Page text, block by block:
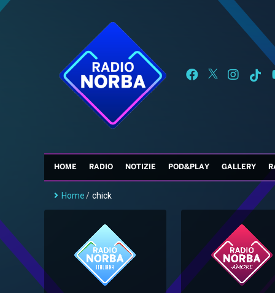
HOME RADIO NOTIZIE POD&PLAY GALLERY
Home/ chick